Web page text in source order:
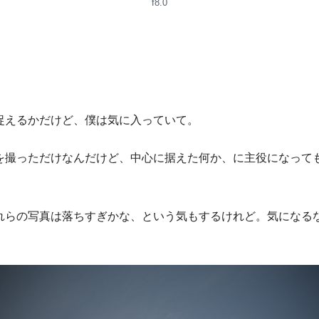
f8.0
えるかだけど、僕は気に入っていて。
撮っただけなんだけど、中心に据えた何か、に主役になって
らの写真は落ちすぎかな、という気もするけれど。気になる